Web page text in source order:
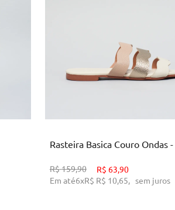
Rasteira Basica Couro Ondas
R$159,90 R$ 63,90
Em até6xR$ R$ 10,65, sem juros